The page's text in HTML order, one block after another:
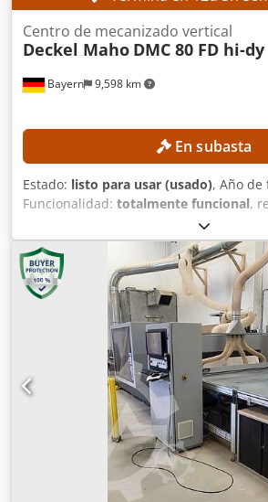
Bayern 9,598 km
Centro de mecanizado vertical
Deckel Maho DMC 80 FD hi-dy
En subasta
Estado: listo para usar (usado), Año de
Funcionalidad: totalmente funcional,
700 mm
mm, modelo de controlador:
velocidad del cabezal (máx.):18,000
mecanizado vertical con husillo
horas de funcionamiento). DETALLES
del eje X: 800 mm Recorrido del eje Y:
del eje Z: 600 mm Husillo Velocidad de
18.000 rpm Horas de funcionamiento
1023 h Portaherramientas: HSK 63
MÁQUINA Credpezqfvijfx Agrjf
refrigerante: 40 bar Control Fabricante
Heidenhain Modelo del control: Mill Plus
Mesa rotatoria CNC con eje C Cabezal
Función FD Cambiador de paletas
infrarroja para la medición de la pieza